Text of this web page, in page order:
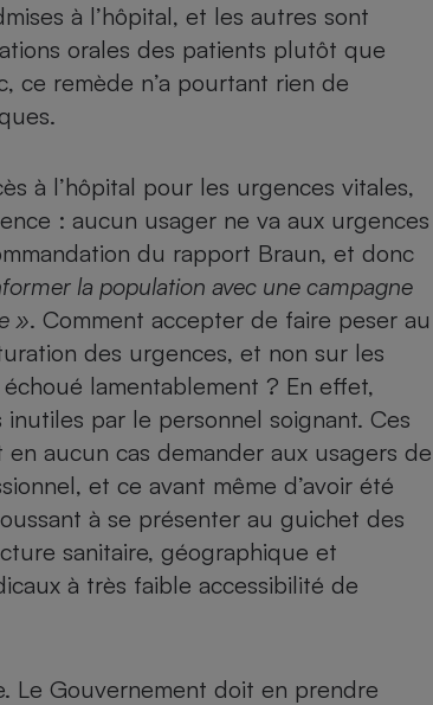
à l’hôpital, et les autres sont
orales des patients plutôt que
ce remède n’a pourtant rien de
à l’hôpital pour les urgences vitales,
: aucun usager ne va aux urgences
du rapport Braun, et donc
la population avec une campagne
». Comment accepter de faire peser au
des urgences, et non sur les
lamentablement ? En effet,
par le personnel soignant. Ces
aucun cas demander aux usagers de
et ce avant même d’avoir été
à se présenter au guichet des
sanitaire, géographique et
à très faible accessibilité de
Le Gouvernement doit en prendre
Foie gras
- Comment choisir une
champagne
Lave-vaisselle
Ordinateur portable
Appareil photo
numérique
Poêle à granulés
Électricité - Gaz
Crème solaire